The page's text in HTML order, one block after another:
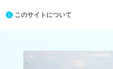
このサイトについて